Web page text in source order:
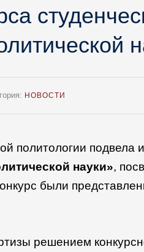
НОВОСТИ
политологии подвела
науки»,
были
решением